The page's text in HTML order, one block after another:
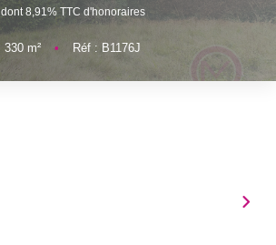
NOTRE AGENCE
Qui Sommes-Nous
dont 8,91% TTC d'honoraires
330 m² • Réf : B1176J